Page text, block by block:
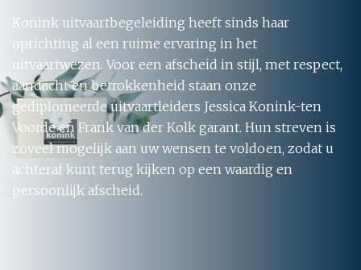
Konink uitvaartbegeleiding heeft sinds haar
oprichting al een ruime ervaring in het
uitvaartwezen. Voor een afscheid in stijl, met respect,
aandacht en betrokkenheid staan onze
gediplomeerde uitvaartleiders Jessica Konink-ten
Voorde en Frank van der Kolk garant. Hun streven is
zoveel mogelijk aan uw wensen te voldoen, zodat u
achteraf kunt terug kijken op een waardig en
persoonlijk afscheid.